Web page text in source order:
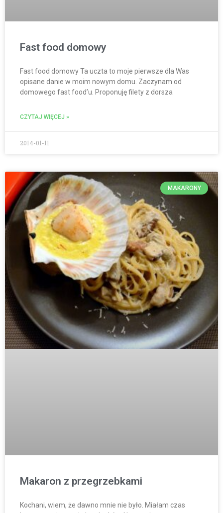
Fast food domowy
Fast food domowy Ta uczta to moje pierwsze dla Was
opisane danie w moim nowym domu. Zaczynam od
domowego fast food’u. Proponuję filety z dorsza
CZYTAJ WIĘCEJ »
2014-01-11
MAKARONY
Makaron z przegrzebkami
Kochani, wiem, że dawno mnie nie było. Miałam czas